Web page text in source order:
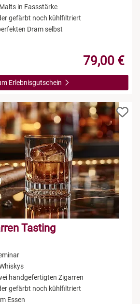
in Fassstärke
gefärbt noch kühlfiltriert
Dram selbst
79,00 €
Erlebnisgutschein
Tasting
handgefertigten Zigarren
gefärbt noch kühlfiltriert
Essen